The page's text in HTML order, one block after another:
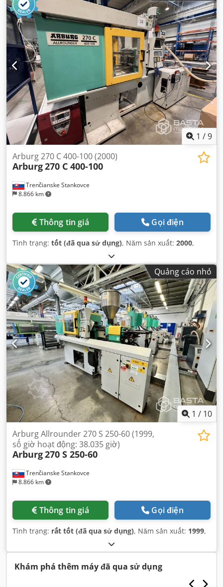
1 /9
Trenčianske Stankovce
8.866 km
Arburg 270 C 400-100 (2000)
Arburg270 C 400-100
Thông tin giá Gọi điện
Tình trạng: tốt (đã qua sử dụng), Năm sản xuất: 2000,
Quảng cáo nhỏ
1 / 10
Trenčianske Stankovce
8.866 km
Arburg Allrounder 270 S 250-60 (1999,
số giờ hoạt động: 38.035 giờ)
Arburg270 S 250-60
Thông tin giá Gọi điện
Tình trạng: rất tốt (đã qua sử dụng), Năm sản xuất: 1999,
Khám phá thêm máy đã qua sử dụng